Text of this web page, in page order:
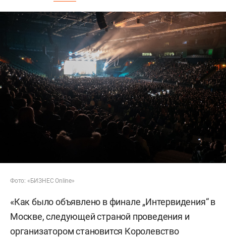
Фото: «БИЗНЕС Online»
«Как было объявлено в финале „Интервидения“ в
Москве, следующей страной проведения и
организатором становится Королевство